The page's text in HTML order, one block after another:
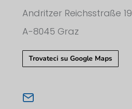
Andritzer Reichsstraße 19
A-8045 Graz
Trovateci su Google Maps